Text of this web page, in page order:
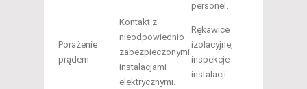
personel.
Porażenie
prądem
Kontakt z
nieodpowiednio
zabezpieczonymi
instalacjami
elektrycznymi.
Rękawice
izolacyjne,
inspekcje
instalacji.